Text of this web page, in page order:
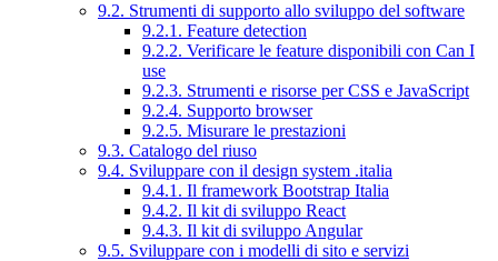
9.2. Strumenti di supporto allo sviluppo del software
9.2.1. Feature detection
9.2.2. Verificare le feature disponibili con Can I
use
9.2.3. Strumenti e risorse per CSS e JavaScript
9.2.4. Supporto browser
9.2.5. Misurare le prestazioni
9.3. Catalogo del riuso
9.4. Sviluppare con il design system .italia
9.4.1. Il framework Bootstrap Italia
9.4.2. Il kit di sviluppo React
9.4.3. Il kit di sviluppo Angular
9.5. Sviluppare con i modelli di sito e servizi